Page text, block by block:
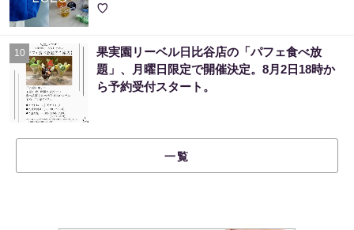
♡
10
果実園リーベル日比谷店の「パフェ食べ放
題」、月曜日限定で開催決定。8月2日18時か
ら予約受付スタート。
一覧